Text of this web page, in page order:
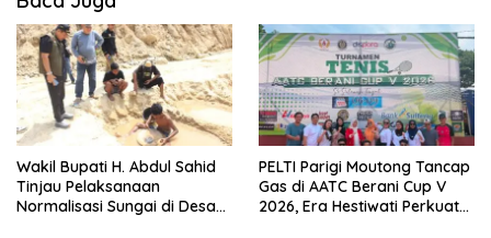
Wakil Bupati H. Abdul Sahid
Tinjau Pelaksanaan
Normalisasi Sungai di Desa
PELTI Parigi Moutong Tancap
Gas di AATC Berani Cup V
2026, Era Hestiwati Perkuat